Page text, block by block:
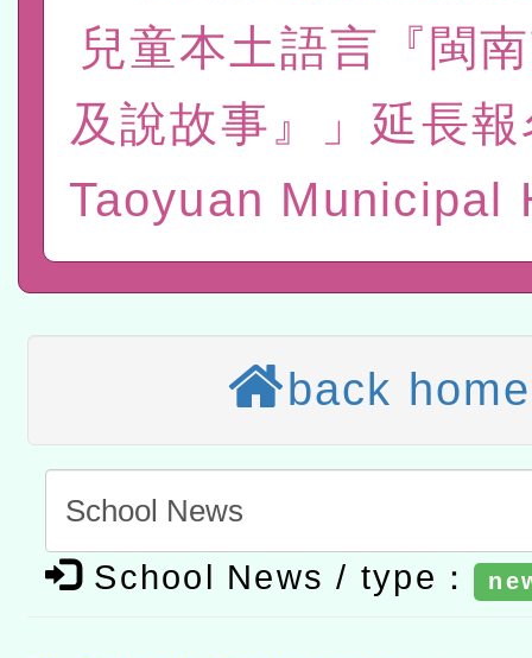
研習實施計畫－夢的N次
臺北學習中心115年度第2
轉知有關國立成功大學辦
章
COVID-19疫苗接種計畫
擴大為「滿6個月以上尚
措施，延長至115年9月28
轉知經濟部水利署委託財
研究院辦理「115年表揚
位及節水達人選拔活動」
115年8月22日(星期六)辦
市孔廟祈福系列活動—儒
2026年桃園地景藝術節教
「2026桃園藝術巡演」活
轉知教育部國民及學前教
灣師範大學辦理「114至
進學校輔導計畫師資專業
計畫
函轉國家教育研究院中心
民族教育政策研討會「原
趨勢與發展」
轉知教育部國民及學前教
政府教育局辦理「115年
函轉國立臺灣師範大學辦
兒童本土語言『閩
及說故事』」延長
Taoyuan Municipal
back home
School News / type：